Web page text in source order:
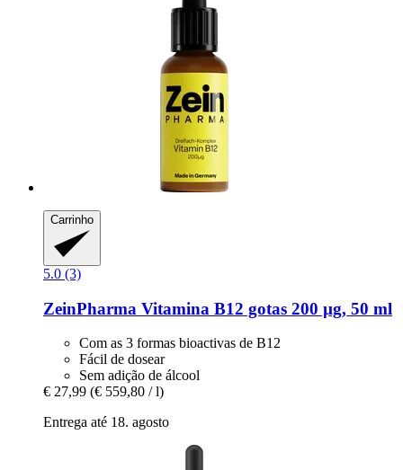
Carrinho
5.0 (3)
ZeinPharma Vitamina B12 gotas 200 µg, 50 ml
Com as 3 formas bioactivas de B12
Fácil de dosear
Sem adição de álcool
€ 27,99 (€ 559,80 / l)
Entrega até 18. agosto